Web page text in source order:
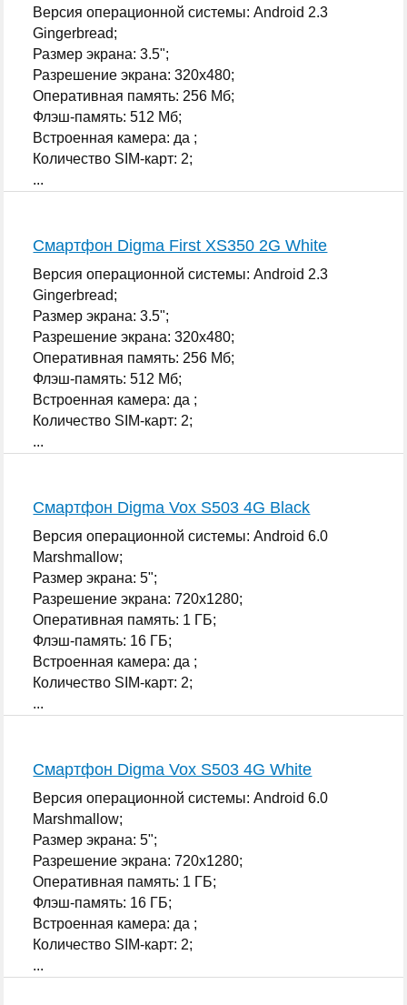
Версия операционной системы: Android 2.3
Gingerbread;
Размер экрана: 3.5";
Разрешение экрана: 320x480;
Оперативная память: 256 Мб;
Флэш-память: 512 Мб;
Встроенная камера: да ;
Количество SIM-карт: 2;
...
Смартфон Digma First XS350 2G White
Версия операционной системы: Android 2.3
Gingerbread;
Размер экрана: 3.5";
Разрешение экрана: 320x480;
Оперативная память: 256 Мб;
Флэш-память: 512 Мб;
Встроенная камера: да ;
Количество SIM-карт: 2;
...
Смартфон Digma Vox S503 4G Black
Версия операционной системы: Android 6.0
Marshmallow;
Размер экрана: 5";
Разрешение экрана: 720x1280;
Оперативная память: 1 ГБ;
Флэш-память: 16 ГБ;
Встроенная камера: да ;
Количество SIM-карт: 2;
...
Смартфон Digma Vox S503 4G White
Версия операционной системы: Android 6.0
Marshmallow;
Размер экрана: 5";
Разрешение экрана: 720x1280;
Оперативная память: 1 ГБ;
Флэш-память: 16 ГБ;
Встроенная камера: да ;
Количество SIM-карт: 2;
...